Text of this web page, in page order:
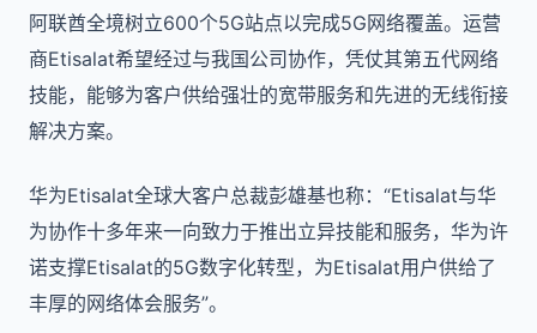
阿联酋全境树立600个5G站点以完成5G网络覆盖。运营
商Etisalat希望经过与我国公司协作，凭仗其第五代网络
技能，能够为客户供给强壮的宽带服务和先进的无线衔接
解决方案。
华为Etisalat全球大客户总裁彭雄基也称：“Etisalat与华
为协作十多年来一向致力于推出立异技能和服务，华为许
诺支撑Etisalat的5G数字化转型，为Etisalat用户供给了
丰厚的网络体会服务”。